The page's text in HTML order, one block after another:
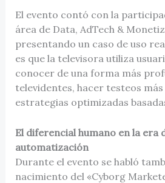
El evento contó con la
área de Data, AdTech &
presentando un caso de uso
es que la televisora utiliza
conocer de una forma más
televidentes, hacer testeos
estrategias optimizadas
El diferencial humano en la era
automatización
Durante el evento se habló
nacimiento del «Cyborg